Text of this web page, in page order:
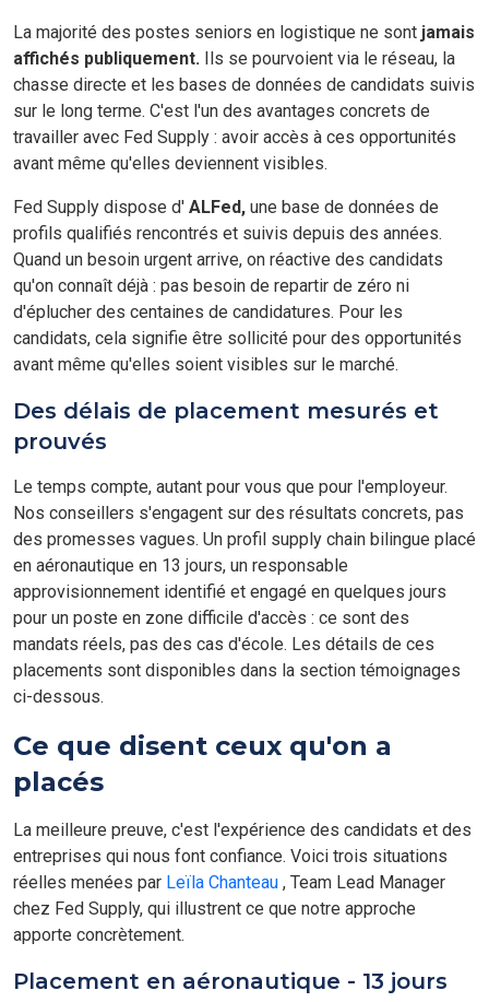
La majorité des postes seniors en logistique ne sont jamais
affichés publiquement. Ils se pourvoient via le réseau, la
chasse directe et les bases de données de candidats suivis
sur le long terme. C'est l'un des avantages concrets de
travailler avec Fed Supply : avoir accès à ces opportunités
avant même qu'elles deviennent visibles.
Fed Supply dispose d' ALFed, une base de données de
profils qualifiés rencontrés et suivis depuis des années.
Quand un besoin urgent arrive, on réactive des candidats
qu'on connaît déjà : pas besoin de repartir de zéro ni
d'éplucher des centaines de candidatures. Pour les
candidats, cela signifie être sollicité pour des opportunités
avant même qu'elles soient visibles sur le marché.
Des délais de placement mesurés et
prouvés
Le temps compte, autant pour vous que pour l'employeur.
Nos conseillers s'engagent sur des résultats concrets, pas
des promesses vagues. Un profil supply chain bilingue placé
en aéronautique en 13 jours, un responsable
approvisionnement identifié et engagé en quelques jours
pour un poste en zone difficile d'accès : ce sont des
mandats réels, pas des cas d'école. Les détails de ces
placements sont disponibles dans la section témoignages
ci-dessous.
Ce que disent ceux qu'on a
placés
La meilleure preuve, c'est l'expérience des candidats et des
entreprises qui nous font confiance. Voici trois situations
réelles menées par Leïla Chanteau , Team Lead Manager
chez Fed Supply, qui illustrent ce que notre approche
apporte concrètement.
Placement en aéronautique - 13 jours